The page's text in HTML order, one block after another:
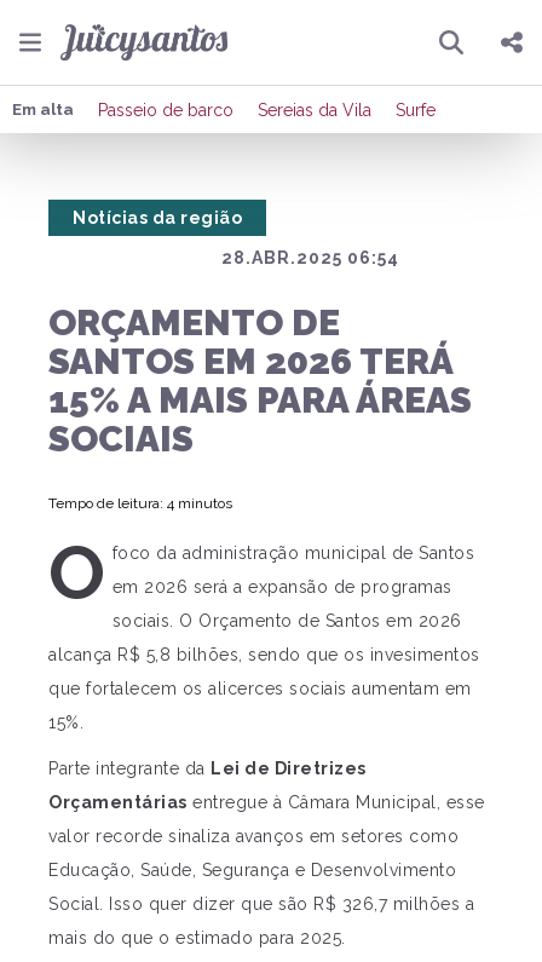
Pesquisar
Compartilhar
Publicar no X
Em alta Passeio de barco Sereias da Vila Surfe
28.ABR.2025 06:54
Notícias da região
ORÇAMENTO DE
SANTOS EM 2026 TERÁ
15% A MAIS PARA ÁREAS
SOCIAIS
Tempo de leitura: 4 minutos
O foco da administração municipal de Santos
em 2026 será a expansão de programas
sociais. O Orçamento de Santos em 2026
alcança R$ 5,8 bilhões, sendo que os invesimentos
que fortalecem os alicerces sociais aumentam em
15%.
Parte integrante da Lei de Diretrizes
Orçamentárias entregue à Câmara Municipal, esse
valor recorde sinaliza avanços em setores como
Educação, Saúde, Segurança e Desenvolvimento
Social. Isso quer dizer que são R$ 326,7 milhões a
mais do que o estimado para 2025.